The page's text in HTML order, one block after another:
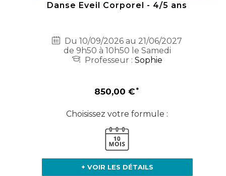
Danse Eveil Corporel - 4/5 ans
Du 10/09/2026 au 21/06/2027
de 9h50 à 10h50 le Samedi
Professeur : Sophie
850,00 €
Choisissez votre formule :
+ VOIR LES DÉTAILS